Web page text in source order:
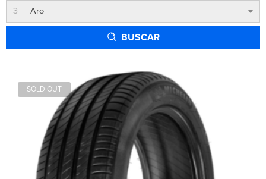
Aro
BUSCAR
SOLD OUT